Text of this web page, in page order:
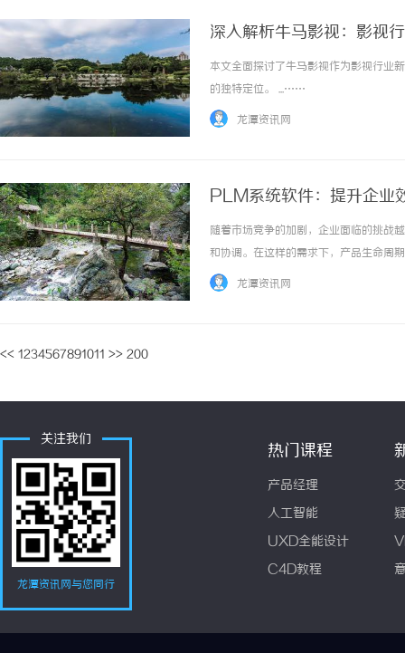
深入解析牛马影视：影视
本文全面探讨了牛马影视作为影视行业
的独特定位。 ...……
龙潭资讯网
PLM系统软件：提升企业
随着市场竞争的加剧，企业面临的挑战
和协调。在这样的需求下，产品生命周
可以帮助企业更好地管理产品数据，还
龙潭资讯网
<< 1234567891011 >> 200
关注我们
龙潭资讯网与您同行
热门课程
产品经理
人工智能
UXD全能设计
C4D教程